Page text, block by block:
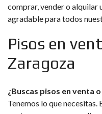
comprar, vender o alquilar
agradable para todos
Pisos en
Zaragoza
¿Buscas pisos en venta o
Tenemos lo que